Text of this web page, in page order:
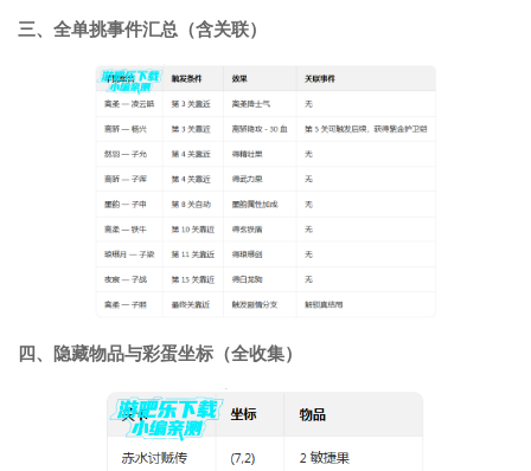
三、全单挑事件汇总（含关联）
四、隐藏物品与彩蛋坐标（全收集）